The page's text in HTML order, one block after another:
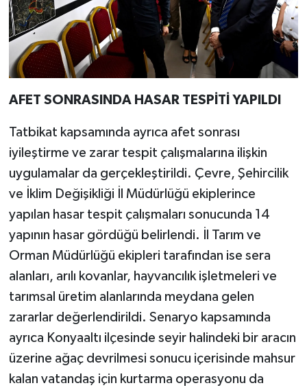
AFET SONRASINDA HASAR TESPİTİ YAPILDI
Tatbikat kapsamında ayrıca afet sonrası
iyileştirme ve zarar tespit çalışmalarına ilişkin
uygulamalar da gerçekleştirildi. Çevre, Şehircilik
ve İklim Değişikliği İl Müdürlüğü ekiplerince
yapılan hasar tespit çalışmaları sonucunda 14
yapının hasar gördüğü belirlendi. İl Tarım ve
Orman Müdürlüğü ekipleri tarafından ise sera
alanları, arılı kovanlar, hayvancılık işletmeleri ve
tarımsal üretim alanlarında meydana gelen
zararlar değerlendirildi. Senaryo kapsamında
ayrıca Konyaaltı ilçesinde seyir halindeki bir aracın
üzerine ağaç devrilmesi sonucu içerisinde mahsur
kalan vatandaş için kurtarma operasyonu da